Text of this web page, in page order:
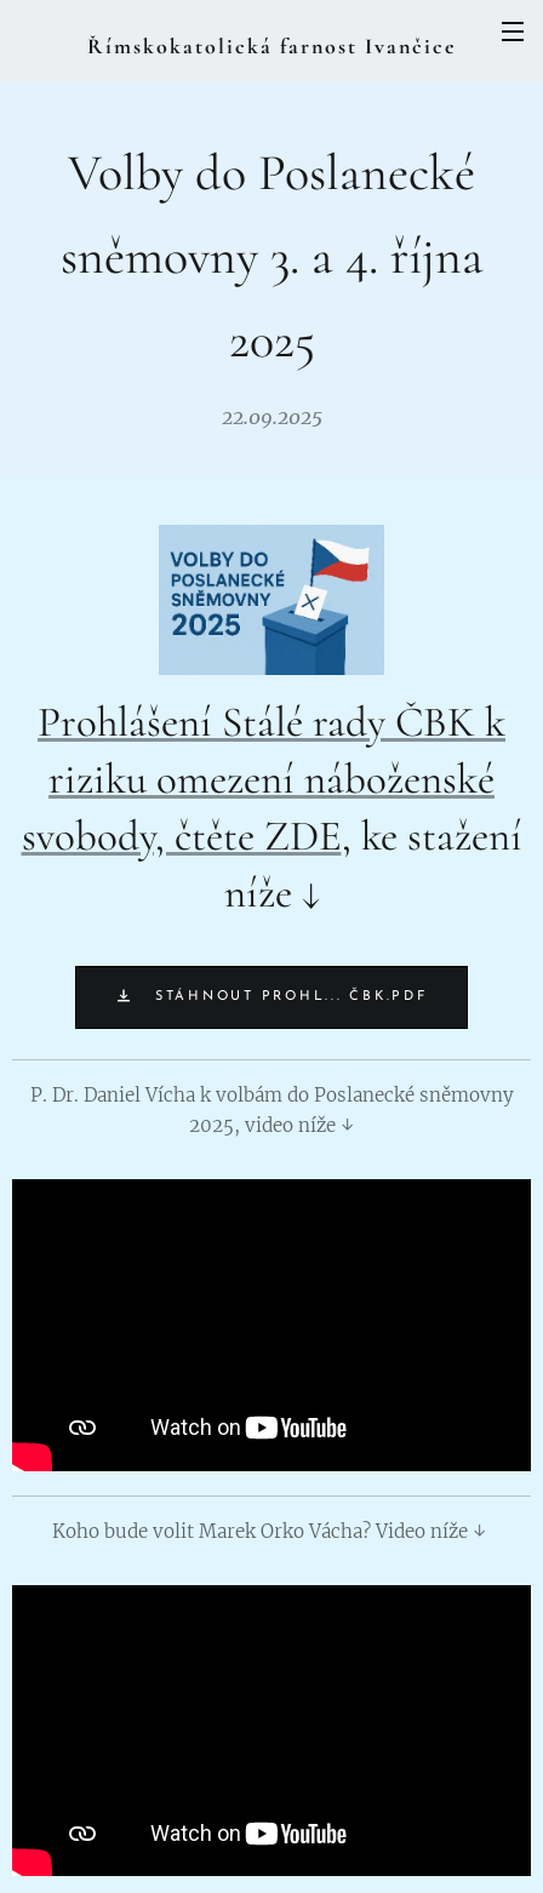
Římskokatolická farnost Ivančice
Volby do Poslanecké
sněmovny 3. a 4. října
2025
22.09.2025
Prohlášení Stálé rady ČBK k
riziku omezení náboženské
svobody, čtěte ZDE, ke stažení
níže ↓
STÁHNOUT PROHL... ČBK.PDF
P. Dr. Daniel Vícha k volbám do Poslanecké sněmovny
2025, video níže ↓
Koho bude volit Marek Orko Vácha? Video níže ↓